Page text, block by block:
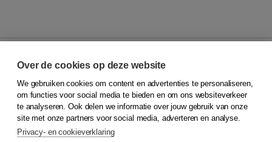
© 2026Koninklijke Boom uitgevers
Klantenservice
Service & informatie
Contact
Over de cookies op deze website
We gebruiken cookies om content en advertenties te personaliseren,
om functies voor social media te bieden en om ons websiteverkeer
te analyseren. Ook delen we informatie over jouw gebruik van onze
site met onze partners voor social media, adverteren en analyse.
Privacy- en cookieverklaring